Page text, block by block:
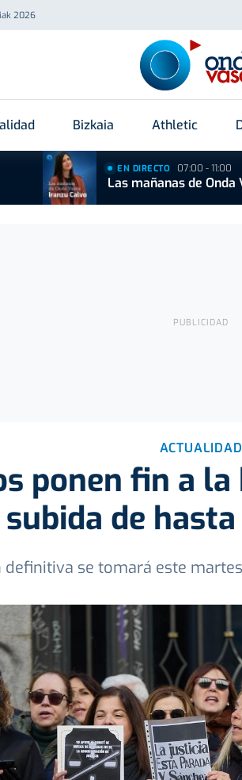
2026
Bizkaia Athletic
EN DIRECTO 07:00 - 11:00
Las mañanas de Onda
ACTUALIDAD
ponen fin a
de
definitiva se tomará este